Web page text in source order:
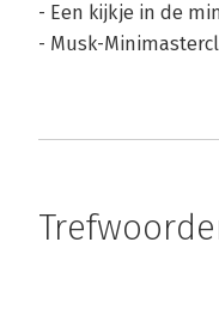
- Een kijkje in de
- Musk-